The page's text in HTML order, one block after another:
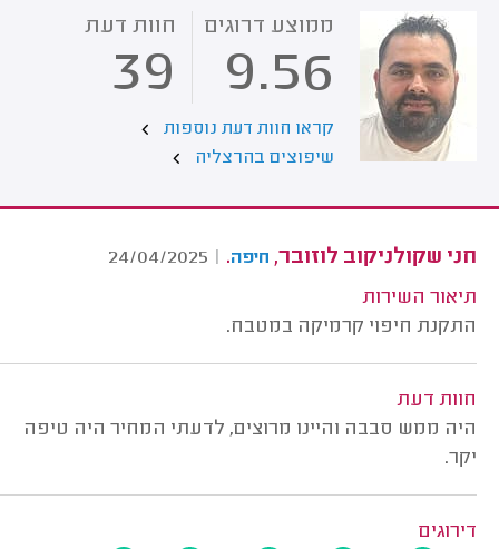
ממוצע דרוגים
9.56
חוות דעת
39
קראו חוות דעת נוספות
שיפוצים בהרצליה
חני שקולניקוב לוזובר, חיפה.
|
24/04/2025
תיאור השירות
התקנת חיפוי קרמיקה במטבח.
חוות דעת
היה ממש סבבה והיינו מרוצים, לדעתי המחיר היה טיפה
יקר.
דירוגים